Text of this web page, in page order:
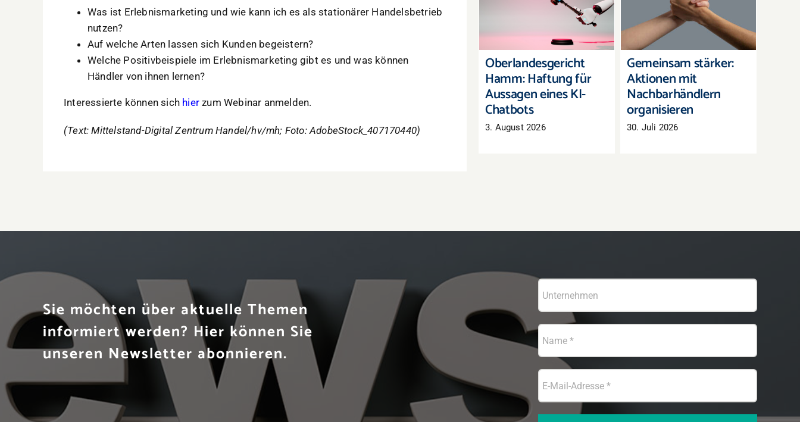
Was ist Erlebnismarketing und wie kann ich es als stationärer Handelsbetrieb
nutzen?
Auf welche Arten lassen sich Kunden begeistern?
Welche Positivbeispiele im Erlebnismarketing gibt es und was können
Händler von ihnen lernen?
Interessierte können sich hier zum Webinar anmelden.
(Text: Mittelstand-Digital Zentrum Handel/hv/mh; Foto: AdobeStock_407170440)
Hamm: Haftung für
Aussagen eines KI-
Chatbots
Oberlandesgericht
Hamm: Haftung für
Aussagen eines KI-
Chatbots
3. August 2026
Aktionen mit
Nachbarhändlern
organisieren
Gemeinsam stärker:
Aktionen mit
Nachbarhändlern
organisieren
30. Juli 2026
Sie möchten über aktuelle Themen
informiert werden? Hier können Sie
unseren Newsletter abonnieren.